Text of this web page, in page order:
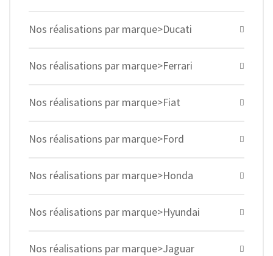
Nos réalisations par marque>Ducati
Nos réalisations par marque>Ferrari
Nos réalisations par marque>Fiat
Nos réalisations par marque>Ford
Nos réalisations par marque>Honda
Nos réalisations par marque>Hyundai
Nos réalisations par marque>Jaguar